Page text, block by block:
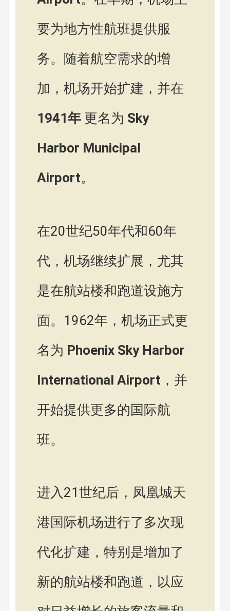
要为地方性航班提供服
务。随着航空需求的增
加，机场开始扩建，并在
1941年 更名为 Sky
Harbor Municipal
Airport。
在20世纪50年代和60年
代，机场继续扩展，尤其
是在航站楼和跑道设施方
面。1962年，机场正式更
名为 Phoenix Sky Harbor
International Airport ，并
开始提供更多的国际航
班。
进入21世纪后，凤凰城天
港国际机场进行了多次现
代化扩建，特别是增加了
新的航站楼和跑道，以应